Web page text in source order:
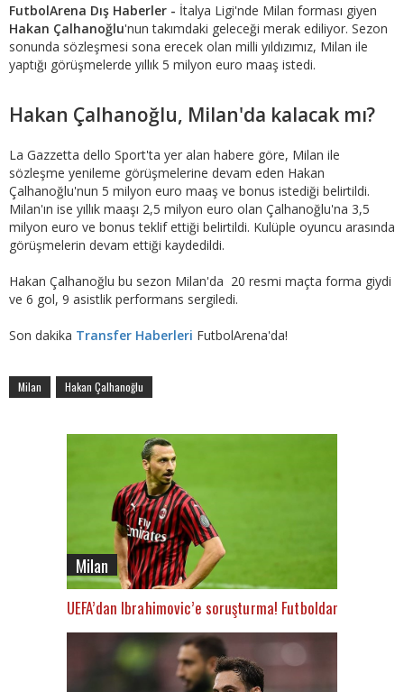
FutbolArena Dış Haberler - İtalya Ligi'nde Milan forması giyen
Hakan Çalhanoğlu'nun takımdaki geleceği merak ediliyor. Sezon
sonunda sözleşmesi sona erecek olan milli yıldızımız, Milan ile
yaptığı görüşmelerde yıllık 5 milyon euro maaş istedi.
Hakan Çalhanoğlu, Milan'da kalacak mı?
La Gazzetta dello Sport'ta yer alan habere göre, Milan ile
sözleşme yenileme görüşmelerine devam eden Hakan
Çalhanoğlu'nun 5 milyon euro maaş ve bonus istediği belirtildi.
Milan'ın ise yıllık maaşı 2,5 milyon euro olan Çalhanoğlu'na 3,5
milyon euro ve bonus teklif ettiği belirtildi. Kulüple oyuncu arasında
görüşmelerin devam ettiği kaydedildi.
Hakan Çalhanoğlu bu sezon Milan'da 20 resmi maçta forma giydi
ve 6 gol, 9 asistlik performans sergiledi.
Son dakika Transfer Haberleri FutbolArena'da!
Milan Hakan Çalhanoğlu
Milan
UEFA’dan Ibrahimovic’e soruşturma! Futboldan men